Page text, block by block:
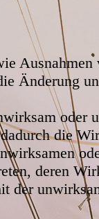
Ausnahmen
Änderung
oder
die
deren
der